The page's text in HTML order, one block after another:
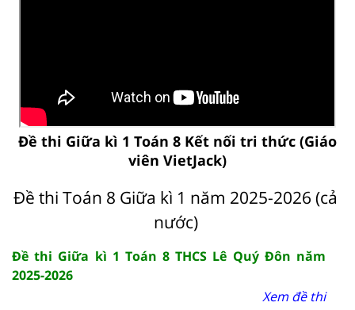
Đề thi Giữa kì 1 Toán 8 Kết nối tri thức (Giáo
viên VietJack)
Đề thi Toán 8 Giữa kì 1 năm 2025-2026 (cả
nước)
Đề thi Giữa kì 1 Toán 8 THCS Lê Quý Đôn năm
2025-2026
Xem đề thi